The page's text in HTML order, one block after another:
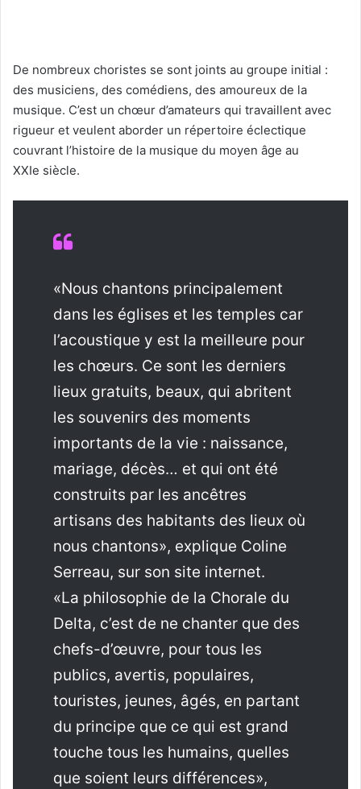
De nombreux choristes se sont joints au groupe initial :
des musiciens, des comédiens, des amoureux de la
musique. C’est un chœur d’amateurs qui travaillent avec
rigueur et veulent aborder un répertoire éclectique
couvrant l’histoire de la musique du moyen âge au
XXIe siècle.
«Nous chantons principalement
dans les églises et les temples car
l’acoustique y est la meilleure pour
les chœurs. Ce sont les derniers
lieux gratuits, beaux, qui abritent
les souvenirs des moments
importants de la vie : naissance,
mariage, décès… et qui ont été
construits par les ancêtres
artisans des habitants des lieux où
nous chantons», explique Coline
Serreau, sur son site internet.
«La philosophie de la Chorale du
Delta, c’est de ne chanter que des
chefs-d’œuvre, pour tous les
publics, avertis, populaires,
touristes, jeunes, âgés, en partant
du principe que ce qui est grand
touche tous les humains, quelles
que soient leurs différences»,